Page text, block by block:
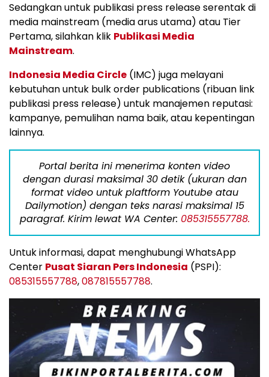
Sedangkan untuk publikasi press release serentak di
media mainstream (media arus utama) atau Tier
Pertama, silahkan klik Publikasi Media
Mainstream.
Indonesia Media Circle (IMC) juga melayani
kebutuhan untuk bulk order publications (ribuan link
publikasi press release) untuk manajemen reputasi:
kampanye, pemulihan nama baik, atau kepentingan
lainnya.
Portal berita ini menerima konten video
dengan durasi maksimal 30 detik (ukuran dan
format video untuk plaftform Youtube atau
Dailymotion) dengan teks narasi maksimal 15
paragraf. Kirim lewat WA Center: 085315557788.
Untuk informasi, dapat menghubungi WhatsApp
Center Pusat Siaran Pers Indonesia (PSPI):
085315557788,087815557788.